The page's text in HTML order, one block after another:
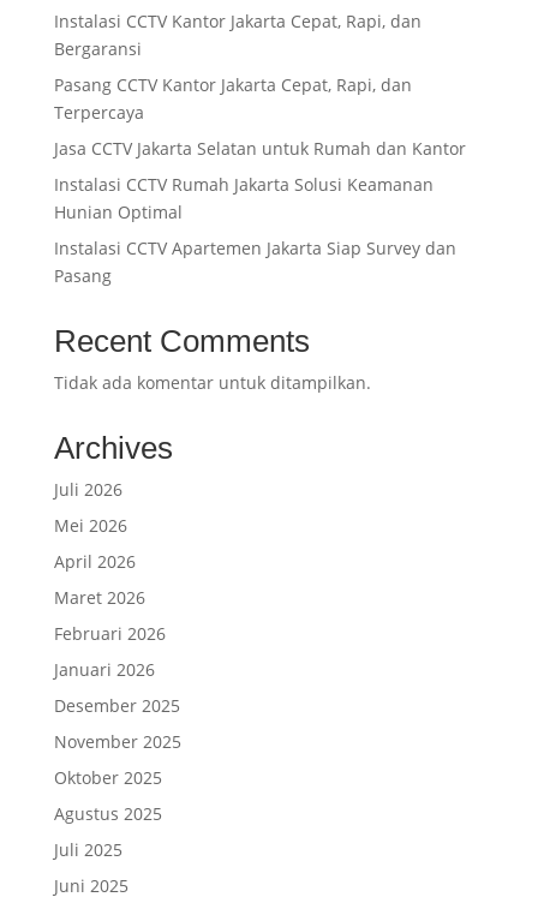
Instalasi CCTV Kantor Jakarta Cepat, Rapi, dan
Bergaransi
Pasang CCTV Kantor Jakarta Cepat, Rapi, dan
Terpercaya
Jasa CCTV Jakarta Selatan untuk Rumah dan Kantor
Instalasi CCTV Rumah Jakarta Solusi Keamanan
Hunian Optimal
Instalasi CCTV Apartemen Jakarta Siap Survey dan
Pasang
Recent Comments
Tidak ada komentar untuk ditampilkan.
Archives
Juli 2026
Mei 2026
April 2026
Maret 2026
Februari 2026
Januari 2026
Desember 2025
November 2025
Oktober 2025
Agustus 2025
Juli 2025
Juni 2025